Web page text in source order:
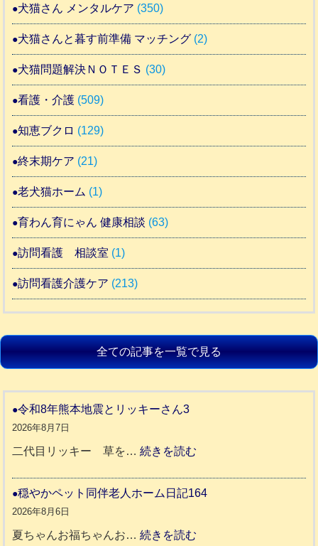
犬猫さん メンタルケア (350)
犬猫さんと暮す前準備 マッチング (2)
犬猫問題解決ＮＯＴＥＳ (30)
看護・介護 (509)
知恵ブクロ (129)
終末期ケア (21)
老犬猫ホーム (1)
育わん育にゃん 健康相談 (63)
訪問看護 相談室 (1)
訪問看護介護ケア (213)
全ての記事を一覧で見る
令和8年熊本地震とリッキーさん3
2026年8月7日
二代目リッキー 草を…続きを読む
和
穏やかペット同伴老人ホーム日記164
2026年8月6日
夏ちゃんお福ちゃんお…続きを読む